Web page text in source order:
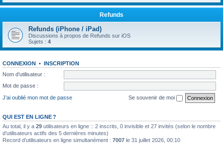
Refunds
Refunds (iPhone / iPad)
Discussions à propos de Refunds sur iOS
Sujets : 4
CONNEXION • INSCRIPTION
Nom d’utilisateur :
Mot de passe :
J’ai oublié mon mot de passe
Se souvenir de moi
QUI EST EN LIGNE ?
Au total, il y a 29 utilisateurs en ligne :: 2 inscrits, 0 invisible et 27 invités (selon le nombre
d’utilisateurs actifs des 5 dernières minutes)
Record d’utilisateurs en ligne simultanément : 7007 le 31 juillet 2026, 00:10